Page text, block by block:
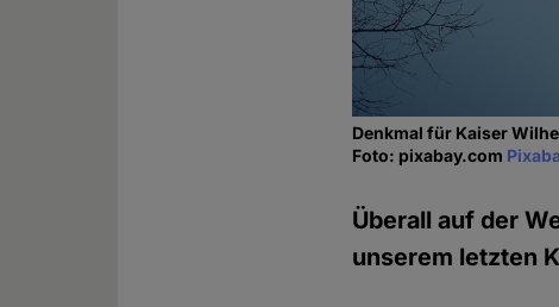
Denkmal für Kaiser
Foto: pixabay.com
Überall auf der
unserem letzten